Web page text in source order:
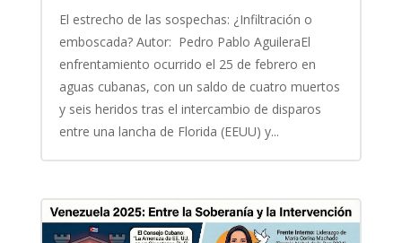
El estrecho de las sospechas: ¿Infiltración o
emboscada? Autor: Pedro Pablo AguileraEl
enfrentamiento ocurrido el 25 de febrero en
aguas cubanas, con un saldo de cuatro muertos
y seis heridos tras el intercambio de disparos
entre una lancha de Florida (EEUU) y...